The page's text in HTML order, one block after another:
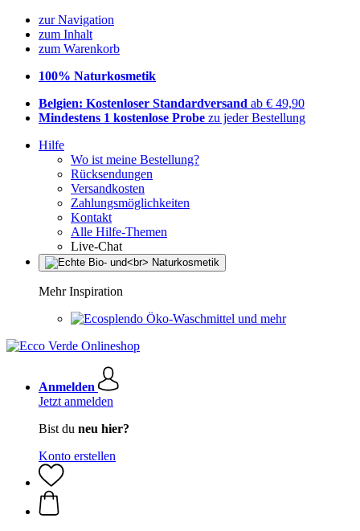
zur Navigation
zum Inhalt
zum Warenkorb
100% Naturkosmetik
Belgien: Kostenloser Standardversand ab € 49,90
Mindestens 1 kostenlose Probe zu jeder Bestellung
Hilfe
Wo ist meine Bestellung?
Rücksendungen
Versandkosten
Zahlungsmöglichkeiten
Kontakt
Alle Hilfe-Themen
Live-Chat
Mehr Inspiration
Öko-Waschmittel und mehr
Anmelden
Jetzt anmelden
Bist du neu hier?
Konto erstellen